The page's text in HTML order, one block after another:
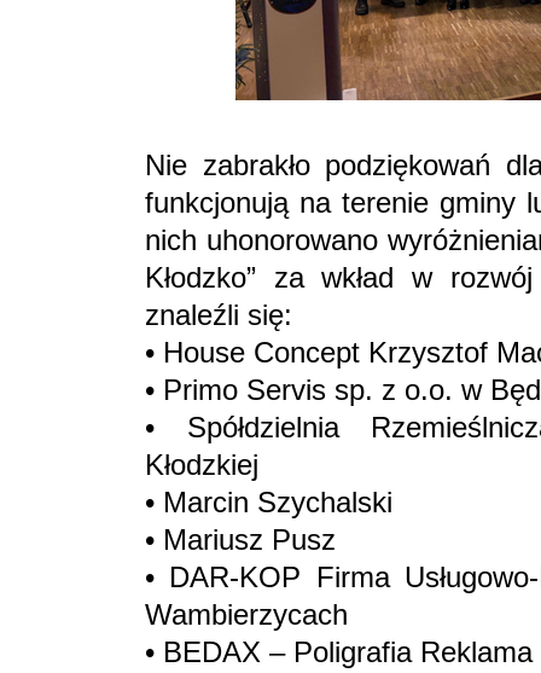
Nie zabrakło podziękowań
funkcjonują na terenie gminy
nich uhonorowano
Kłodzko” za wkład w
znaleźli się:
• House Concept Krzysztof
• Primo Servis sp. z o.o. w
• Spółdzielnia
Kłodzkiej
• Marcin Szychalski
• Mariusz Pusz
• DAR-KOP Firma
Wambierzycach
• BEDAX – Poligrafia